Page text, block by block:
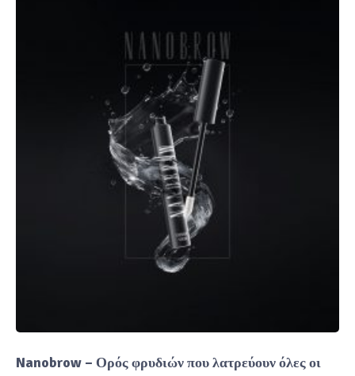
Nanobrow – Ορός φρυδιών που λατρεύουν όλες οι